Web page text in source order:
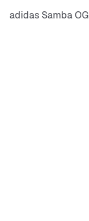
adidas Samba OG